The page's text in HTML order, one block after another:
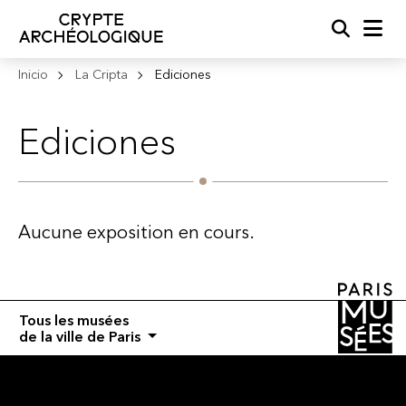
Inicio La Cripta Ediciones
Ediciones
Aucune exposition en cours.
Tous les musées
de la ville de Paris